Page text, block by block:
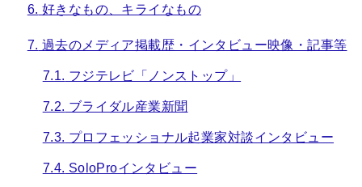
6. 好きなもの、キライなもの
7. 過去のメディア掲載歴・インタビュー映像・記事等
7.1. フジテレビ「ノンストップ」
7.2. ブライダル産業新聞
7.3. プロフェッショナル起業家対談インタビュー
7.4. SoloProインタビュー